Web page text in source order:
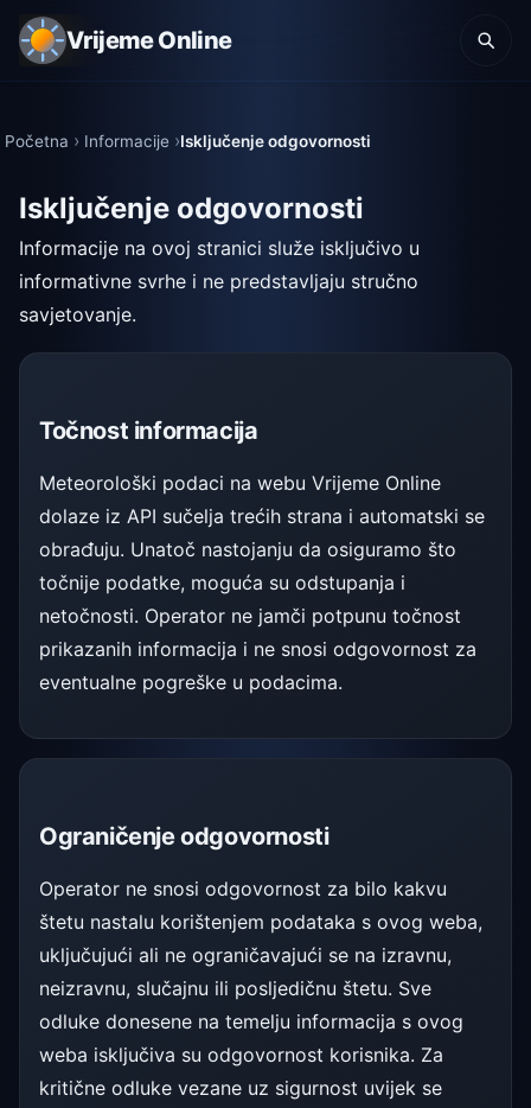
Vrijeme Online
Početna Informacije Isključenje odgovornosti
Isključenje odgovornosti
Informacije na ovoj stranici služe isključivo u
informativne svrhe i ne predstavljaju stručno
savjetovanje.
Točnost informacija
Meteorološki podaci na webu Vrijeme Online
dolaze iz API sučelja trećih strana i automatski se
obrađuju. Unatoč nastojanju da osiguramo što
točnije podatke, moguća su odstupanja i
netočnosti. Operator ne jamči potpunu točnost
prikazanih informacija i ne snosi odgovornost za
eventualne pogreške u podacima.
Ograničenje odgovornosti
Operator ne snosi odgovornost za bilo kakvu
štetu nastalu korištenjem podataka s ovog weba,
uključujući ali ne ograničavajući se na izravnu,
neizravnu, slučajnu ili posljedičnu štetu. Sve
odluke donesene na temelju informacija s ovog
weba isključiva su odgovornost korisnika. Za
kritične odluke vezane uz sigurnost uvijek se